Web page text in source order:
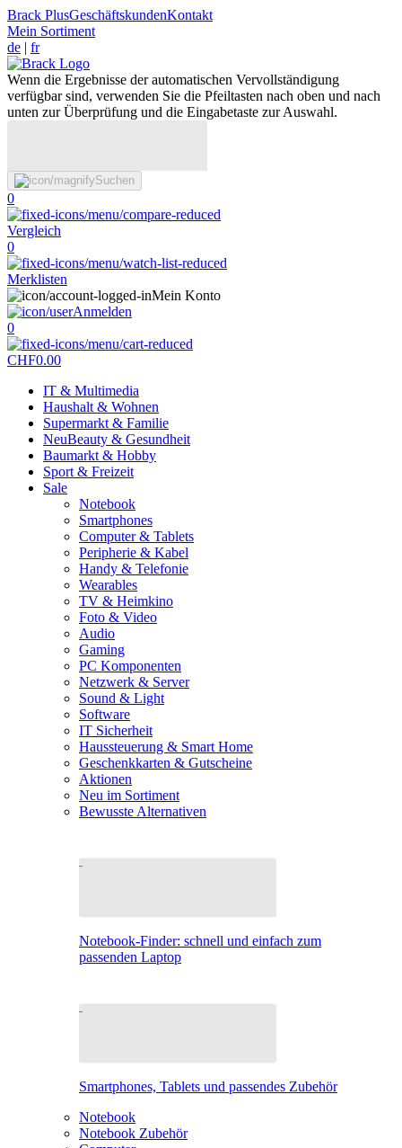
Brack PlusGeschäftskundenKontakt
Mein Sortiment
de | fr
Wenn die Ergebnisse der automatischen Vervollständigung
verfügbar sind, verwenden Sie die Pfeiltasten nach oben und nach
unten zur Überprüfung und die Eingabetaste zur Auswahl.
Suchen
0
Vergleich
0
Merklisten
Mein Konto
Anmelden
0
CHF0.00
IT & Multimedia
Haushalt & Wohnen
Supermarkt & Familie
NeuBeauty & Gesundheit
Baumarkt & Hobby
Sport & Freizeit
Sale
Notebook
Smartphones
Computer & Tablets
Peripherie & Kabel
Handy & Telefonie
Wearables
TV & Heimkino
Foto & Video
Audio
Gaming
PC Komponenten
Netzwerk & Server
Sound & Light
Software
IT Sicherheit
Haussteuerung & Smart Home
Geschenkkarten & Gutscheine
Aktionen
Neu im Sortiment
Bewusste Alternativen
Notebook-Finder: schnell und einfach zum
passenden Laptop
Smartphones, Tablets und passendes Zubehör
Notebook
Notebook Zubehör